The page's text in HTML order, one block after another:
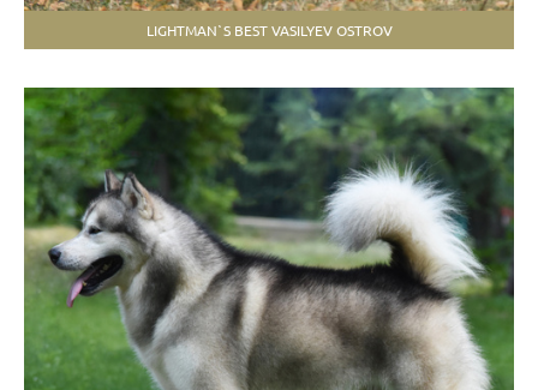
LIGHTMAN`S BEST VASILYEV OSTROV